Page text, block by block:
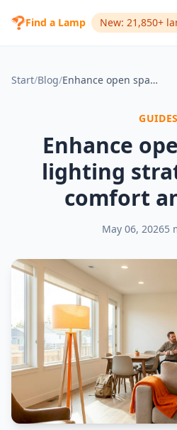
Find a Lamp New: 21,850+
Start/Blog/ Enhance open spaces: lighting strategies for comfort and style
GUIDES
Enhance
lighting
comfort
May 06, 20265